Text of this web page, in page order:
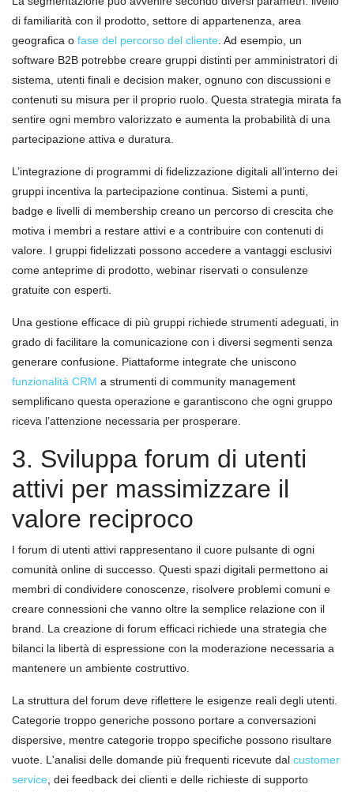
di familiarità con il prodotto, settore di appartenenza, area
geografica o fase del percorso del cliente . Ad esempio, un
software B2B potrebbe creare gruppi distinti per amministratori di
sistema, utenti finali e decision maker, ognuno con discussioni e
contenuti su misura per il proprio ruolo. Questa strategia mirata fa
sentire ogni membro valorizzato e aumenta la probabilità di una
partecipazione attiva e duratura.
L’integrazione di programmi di fidelizzazione digitali all’interno dei
gruppi incentiva la partecipazione continua. Sistemi a punti,
badge e livelli di membership creano un percorso di crescita che
motiva i membri a restare attivi e a contribuire con contenuti di
valore. I gruppi fidelizzati possono accedere a vantaggi esclusivi
come anteprime di prodotto, webinar riservati o consulenze
gratuite con esperti.
Una gestione efficace di più gruppi richiede strumenti adeguati, in
grado di facilitare la comunicazione con i diversi segmenti senza
generare confusione. Piattaforme integrate che uniscono
funzionalità CRM a strumenti di community management
semplificano questa operazione e garantiscono che ogni gruppo
riceva l’attenzione necessaria per prosperare.
3. Sviluppa forum di utenti
attivi per massimizzare il
valore reciproco
I forum di utenti attivi rappresentano il cuore pulsante di ogni
comunità online di successo. Questi spazi digitali permettono ai
membri di condividere conoscenze, risolvere problemi comuni e
creare connessioni che vanno oltre la semplice relazione con il
brand. La creazione di forum efficaci richiede una strategia che
bilanci la libertà di espressione con la moderazione necessaria a
mantenere un ambiente costruttivo.
La struttura del forum deve riflettere le esigenze reali degli utenti.
Categorie troppo generiche possono portare a conversazioni
dispersive, mentre categorie troppo specifiche possono risultare
vuote. L'analisi delle domande più frequenti ricevute dal customer
service , dei feedback dei clienti e delle richieste di supporto